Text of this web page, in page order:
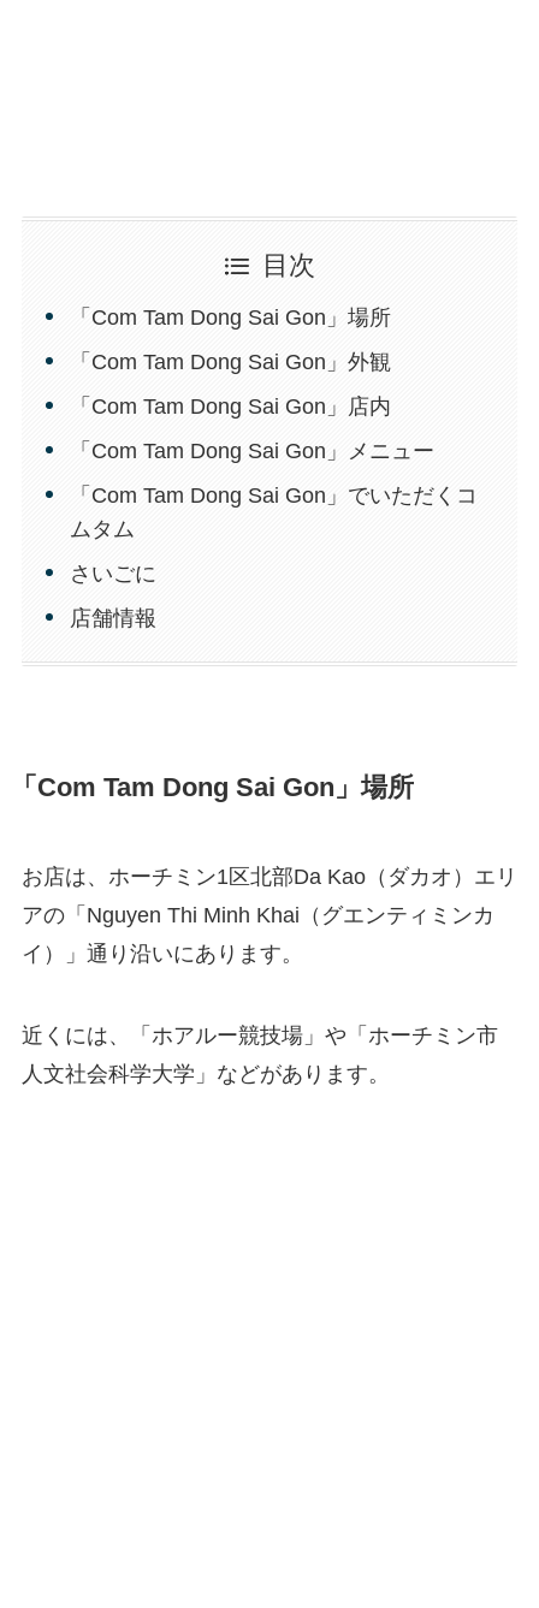
目次
「Com Tam Dong Sai Gon」場所
「Com Tam Dong Sai Gon」外観
「Com Tam Dong Sai Gon」店内
「Com Tam Dong Sai Gon」メニュー
「Com Tam Dong Sai Gon」でいただくコ
ムタム
さいごに
店舗情報
「Com Tam Dong Sai Gon」場所
お店は、ホーチミン1区北部Da Kao（ダカオ）エリ
アの「Nguyen Thi Minh Khai（グエンティミンカ
イ）」通り沿いにあります。
近くには、「ホアルー競技場」や「ホーチミン市
人文社会科学大学」などがあります。